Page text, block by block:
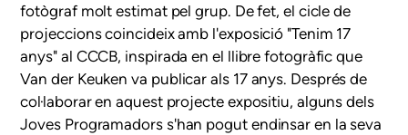
fotògraf molt estimat pel grup. De fet, el cicle de
projeccions coincideix amb l'exposició "Tenim 17
anys" al CCCB, inspirada en el llibre fotogràfic que
Van der Keuken va publicar als 17 anys. Després de
col·laborar en aquest projecte expositiu, alguns dels
Joves Programadors s'han pogut endinsar en la seva